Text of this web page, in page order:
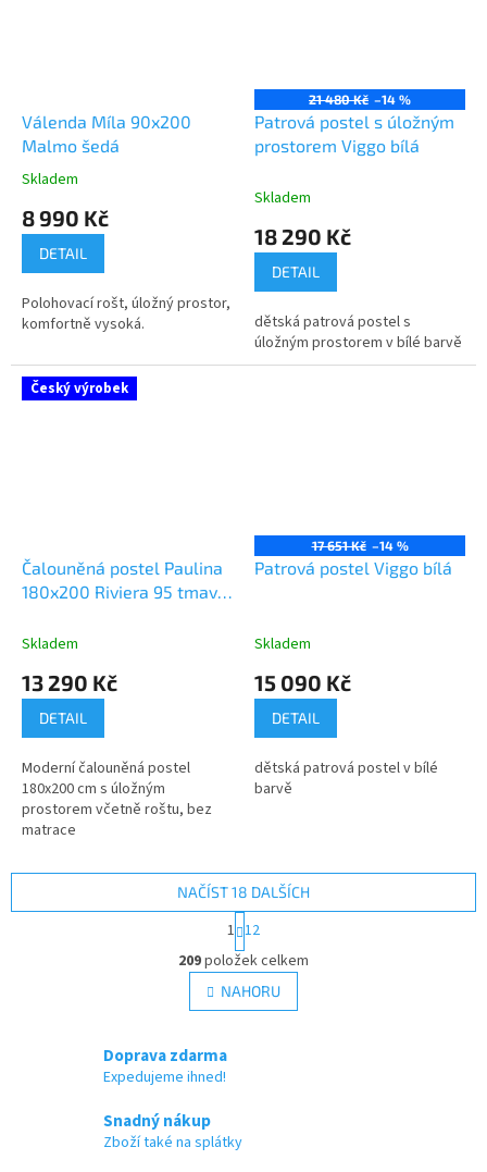
Válenda Míla 90x200
Malmo šedá
Průměrné
produktu
5
hvězdiček.
Skladem
8 990 Kč
DETAIL
Polohovací rošt, úložný prostor,
komfortně vysoká.
21 480 Kč –14 %
Patrová postel s úložným
prostorem Viggo bílá
Skladem
18 290 Kč
DETAIL
dětská patrová postel s
úložným prostorem v bílé barvě
Český výrobek
Čalouněná postel Paulina
180x200 Riviera 95 tmavě
Skladem
13 290 Kč
DETAIL
Moderní čalouněná postel
180x200 cm s úložným
prostorem včetně roštu, bez
matrace
17 651 Kč –14 %
Patrová postel Viggo bílá
Skladem
15 090 Kč
DETAIL
dětská patrová postel v bílé
barvě
O
v
l
á
r
NAČÍST 18 DALŠÍCH
S
t
r
á
n
k
1 12
209položek celkem
NAHORU
Doprava zdarma
Expedujeme ihned!
Snadný nákup
Zboží také na splátky